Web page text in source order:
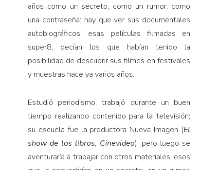
años como un secreto, como un rumor, como
una contraseña: hay que ver sus documentales
autobiográficos, esas películas filmadas en
super8, decían los que habían tenido la
posibilidad de descubrir sus filmes en festivales
y muestras hace ya varios años.
Estudió periodismo, trabajó durante un buen
tiempo realizando contenido para la televisión;
su escuela fue la productora Nueva Imagen (El
show de los libros, Cinevideo), pero luego se
aventuraría a trabajar con otros materiales, esos